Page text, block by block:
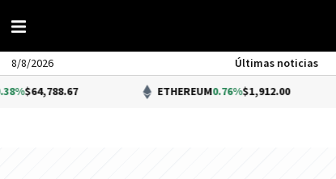
8/8/2026 Últimas noticias
ETHEREUM0.76%$1,912.00